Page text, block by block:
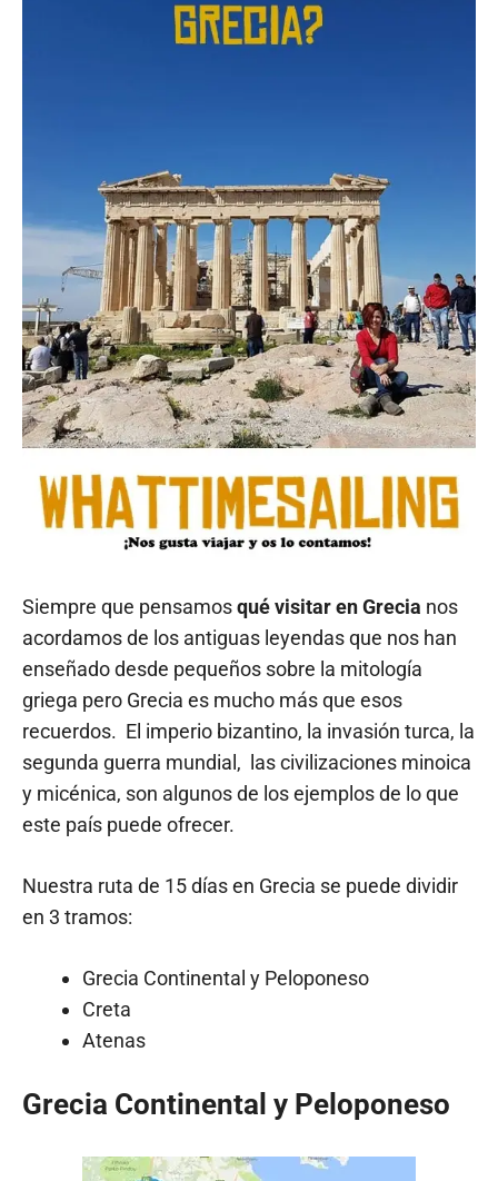
Siempre que pensamosqué visitar en Grecia nos
acordamos de los antiguas leyendas que nos han
enseñado desde pequeños sobre la mitología
griega pero Grecia es mucho más que esos
recuerdos. El imperio bizantino, la invasión turca, la
segunda guerra mundial, las civilizaciones minoica
y micénica, son algunos de los ejemplos de lo que
este país puede ofrecer.
Nuestra ruta de 15 días en Grecia se puede dividir
en 3 tramos:
Grecia Continental y Peloponeso
Creta
Atenas
Grecia Continental y Peloponeso